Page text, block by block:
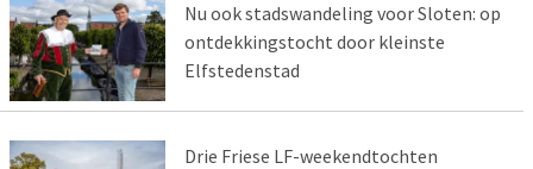
Nu ook stadswandeling voor Sloten: op
ontdekkingstocht door kleinste
Elfstedenstad
Drie Friese LF-weekendtochten